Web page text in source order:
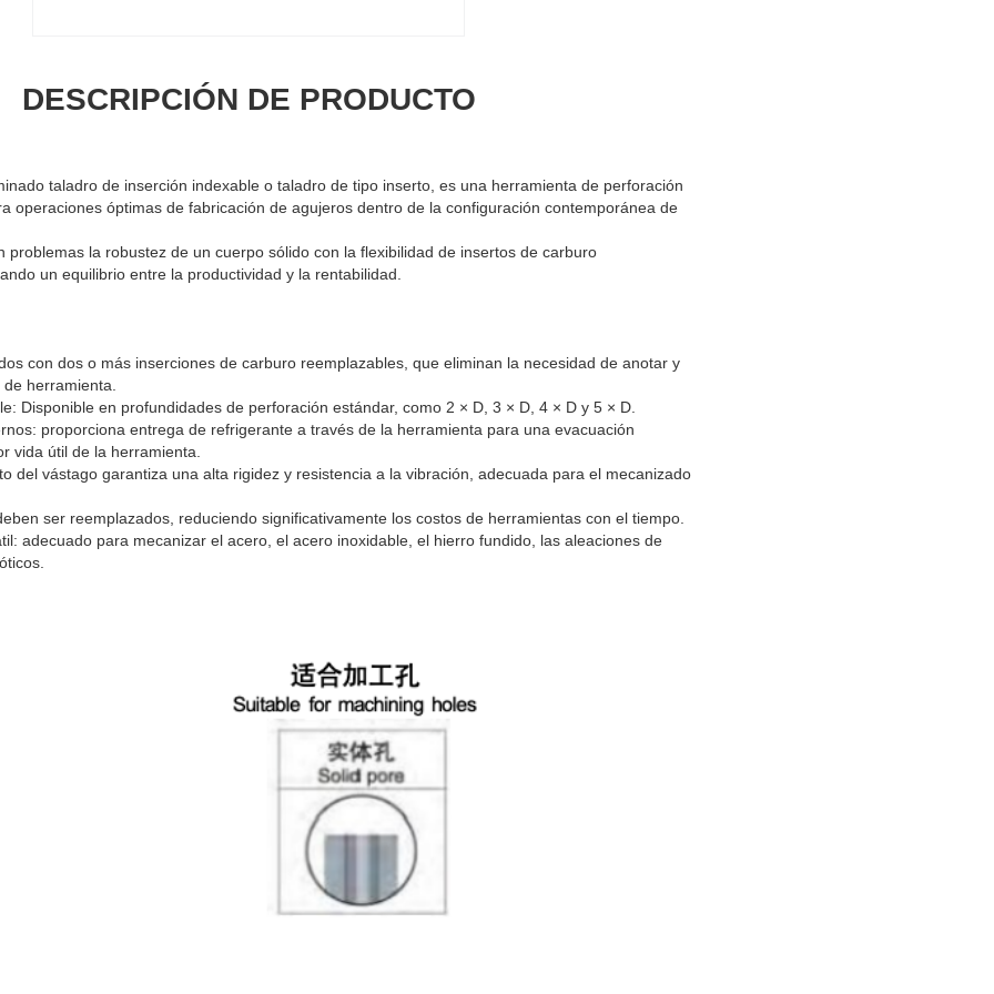
DESCRIPCIÓN DE PRODUCTO
taladro de inserción indexable o taladro de tipo inserto, es una herramienta de perforación
operaciones óptimas de fabricación de agujeros dentro de la configuración contemporánea de
problemas la robustez de un cuerpo sólido con la flexibilidad de insertos de carburo
un equilibrio entre la productividad y la rentabilidad.
con dos o más inserciones de carburo reemplazables, que eliminan la necesidad de anotar y
herramienta.
Disponible en profundidades de perforación estándar, como 2 × D, 3 × D, 4 × D y 5 × D.
proporciona entrega de refrigerante a través de la herramienta para una evacuación
vida útil de la herramienta.
del vástago garantiza una alta rigidez y resistencia a la vibración, adecuada para el mecanizado
ser reemplazados, reduciendo significativamente los costos de herramientas con el tiempo.
adecuado para mecanizar el acero, el acero inoxidable, el hierro fundido, las aleaciones de